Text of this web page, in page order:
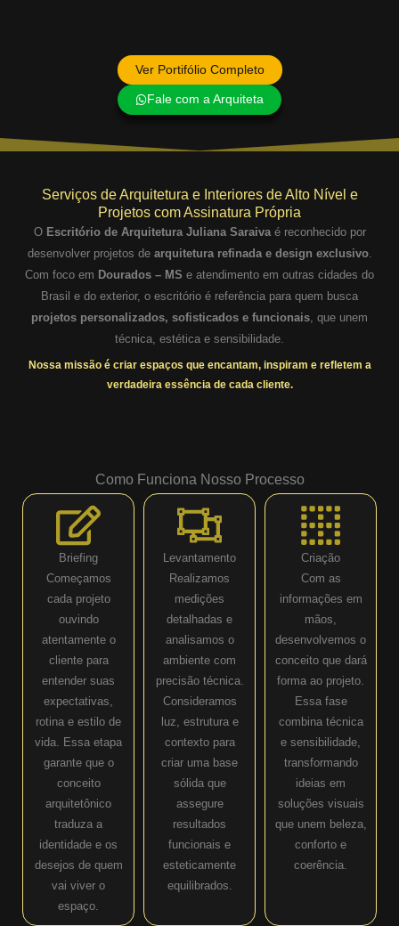
Ver Portifólio Completo
Fale com a Arquiteta
Serviços de Arquitetura e Interiores de Alto Nível e
Projetos com Assinatura Própria
O Escritório de Arquitetura Juliana Saraivaé reconhecido por
desenvolver projetos de arquitetura refinada e design exclusivo.
Com foco em Dourados – MS e atendimento em outras cidades do
Brasil e do exterior, o escritório é referência para quem busca
projetos personalizados, sofisticados e funcionais , que unem
técnica, estética e sensibilidade.
Nossa missão é criar espaços que encantam, inspiram e refletem a
verdadeira essência de cada cliente.
Como Funciona Nosso Processo
Briefing
Começamos
cada projeto
ouvindo
atentamente o
cliente para
entender suas
expectativas,
rotina e estilo de
vida. Essa etapa
garante que o
conceito
arquitetônico
traduza a
identidade e os
desejos de quem
vai viver o
espaço.
Levantamento
Realizamos
medições
detalhadas e
analisamos o
ambiente com
precisão técnica.
Consideramos
luz, estrutura e
contexto para
criar uma base
sólida que
assegure
resultados
funcionais e
esteticamente
equilibrados.
Criação
Com as
informações em
mãos,
desenvolvemos o
conceito que dará
forma ao projeto.
Essa fase
combina técnica
e sensibilidade,
transformando
ideias em
soluções visuais
que unem beleza,
conforto e
coerência.